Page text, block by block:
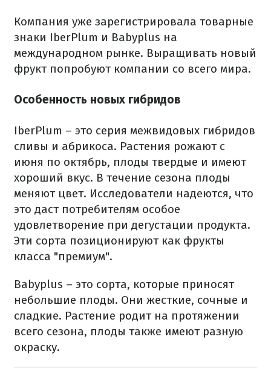
Компания уже зарегистрировала товарные
знаки IberPlum и Babyplus на
международном рынке. Выращивать новый
фрукт попробуют компании со всего мира.
Особенность новых гибридов
IberPlum – это серия межвидовых гибридов
сливы и абрикоса. Растения рожают с
июня по октябрь, плоды твердые и имеют
хороший вкус. В течение сезона плоды
меняют цвет. Исследователи надеются, что
это даст потребителям особое
удовлетворение при дегустации продукта.
Эти сорта позиционируют как фрукты
класса "премиум".
Babyplus – это сорта, которые приносят
небольшие плоды. Они жесткие, сочные и
сладкие. Растение родит на протяжении
всего сезона, плоды также имеют разную
окраску.